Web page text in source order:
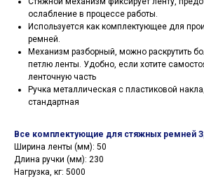
ослабление в процессе работы.
Используется как комплектующее для
ремней.
Механизм разборный, можно раскрутить
петлю ленты. Удобно, если хотите
ленточную часть
Ручка металлическая с пластиковой
стандартная
Все комплектующие для стяжных ремней
Ширина ленты (мм): 50
Длина ручки (мм): 230
Нагрузка, кг: 5000